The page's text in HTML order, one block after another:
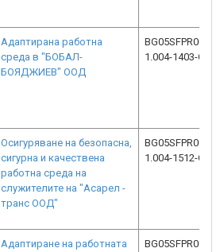
Адаптирана работна
среда в "БОБАЛ-
БОЯДЖИЕВ" ООД
BG05SFPR002-
1.004-1403-C01
Осигуряване на безопасна,
сигурна и качествена
работна среда на
служителите на "Асарел -
транс ООД"
BG05SFPR002-
1.004-1512-C01
Адаптиране на работната
BG05SFPR002-